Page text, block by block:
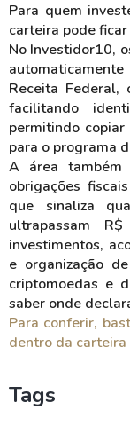
Para quem
carteira pode
No Investidor10,
Receita Federal,
facilitando
permitindo
para o programa
A área também
obrigações
que sinaliza
ultrapassam
investimentos,
e organização
criptomoedas e
saber onde
Para conferir,
dentro da
Tags